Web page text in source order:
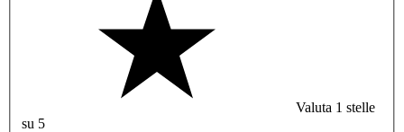
Valuta 1 stelle
su 5